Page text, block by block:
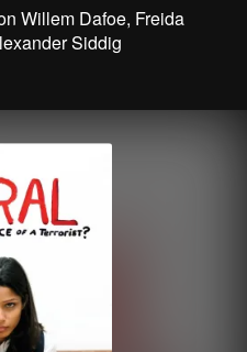
Willem Dafoe, Freida
Siddig